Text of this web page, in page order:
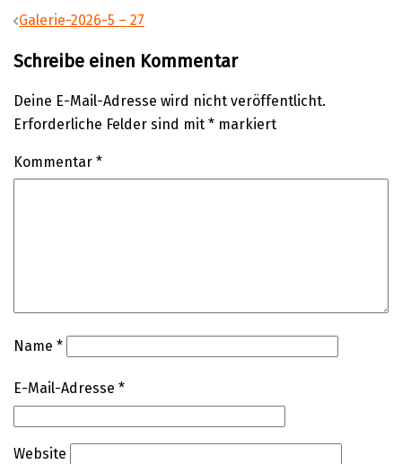
Beitragsnavigation
Galerie-2026-5 – 27
Schreibe einen Kommentar
Deine E-Mail-Adresse wird nicht veröffentlicht.
Erforderliche Felder sind mit * markiert
Kommentar *
Name *
E-Mail-Adresse *
Website